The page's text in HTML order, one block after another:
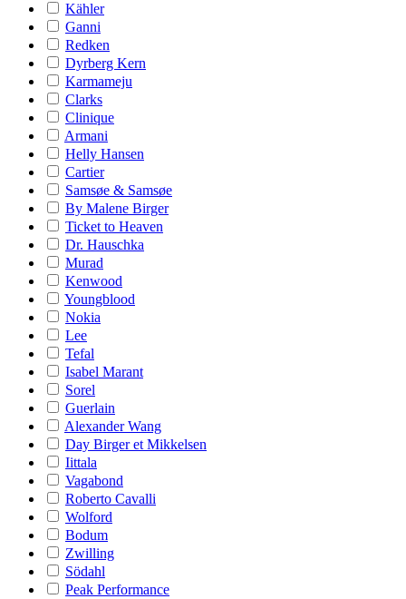
Kähler
Ganni
Redken
Dyrberg Kern
Karmameju
Clarks
Clinique
Armani
Helly Hansen
Cartier
Samsøe & Samsøe
By Malene Birger
Ticket to Heaven
Dr. Hauschka
Murad
Kenwood
Youngblood
Nokia
Lee
Tefal
Isabel Marant
Sorel
Guerlain
Alexander Wang
Day Birger et Mikkelsen
Iittala
Vagabond
Roberto Cavalli
Wolford
Bodum
Zwilling
Södahl
Peak Performance